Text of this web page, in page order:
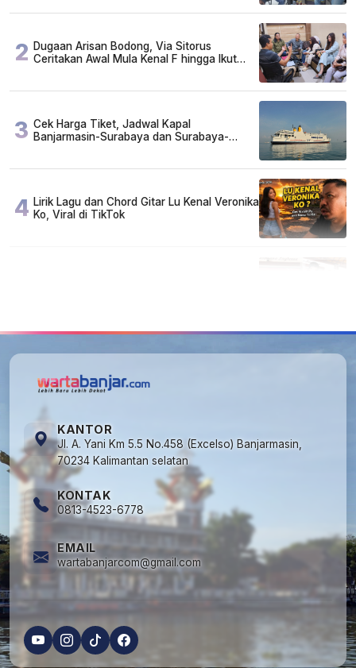
2 Dugaan Arisan Bodong, Via Sitorus
Ceritakan Awal Mula Kenal F hingga Ikut
3 Cek Harga Tiket, Jadwal Kapal
Banjarmasin-Surabaya dan Surabaya-
4 Lirik Lagu dan Chord Gitar Lu Kenal Veronika
Ko, Viral di TikTok
KANTOR
Jl. A. Yani Km 5.5 No.458 (Excelso) Banjarmasin,
70234 Kalimantan selatan
KONTAK
0813-4523-6778
EMAIL
wartabanjarcom@gmail.com